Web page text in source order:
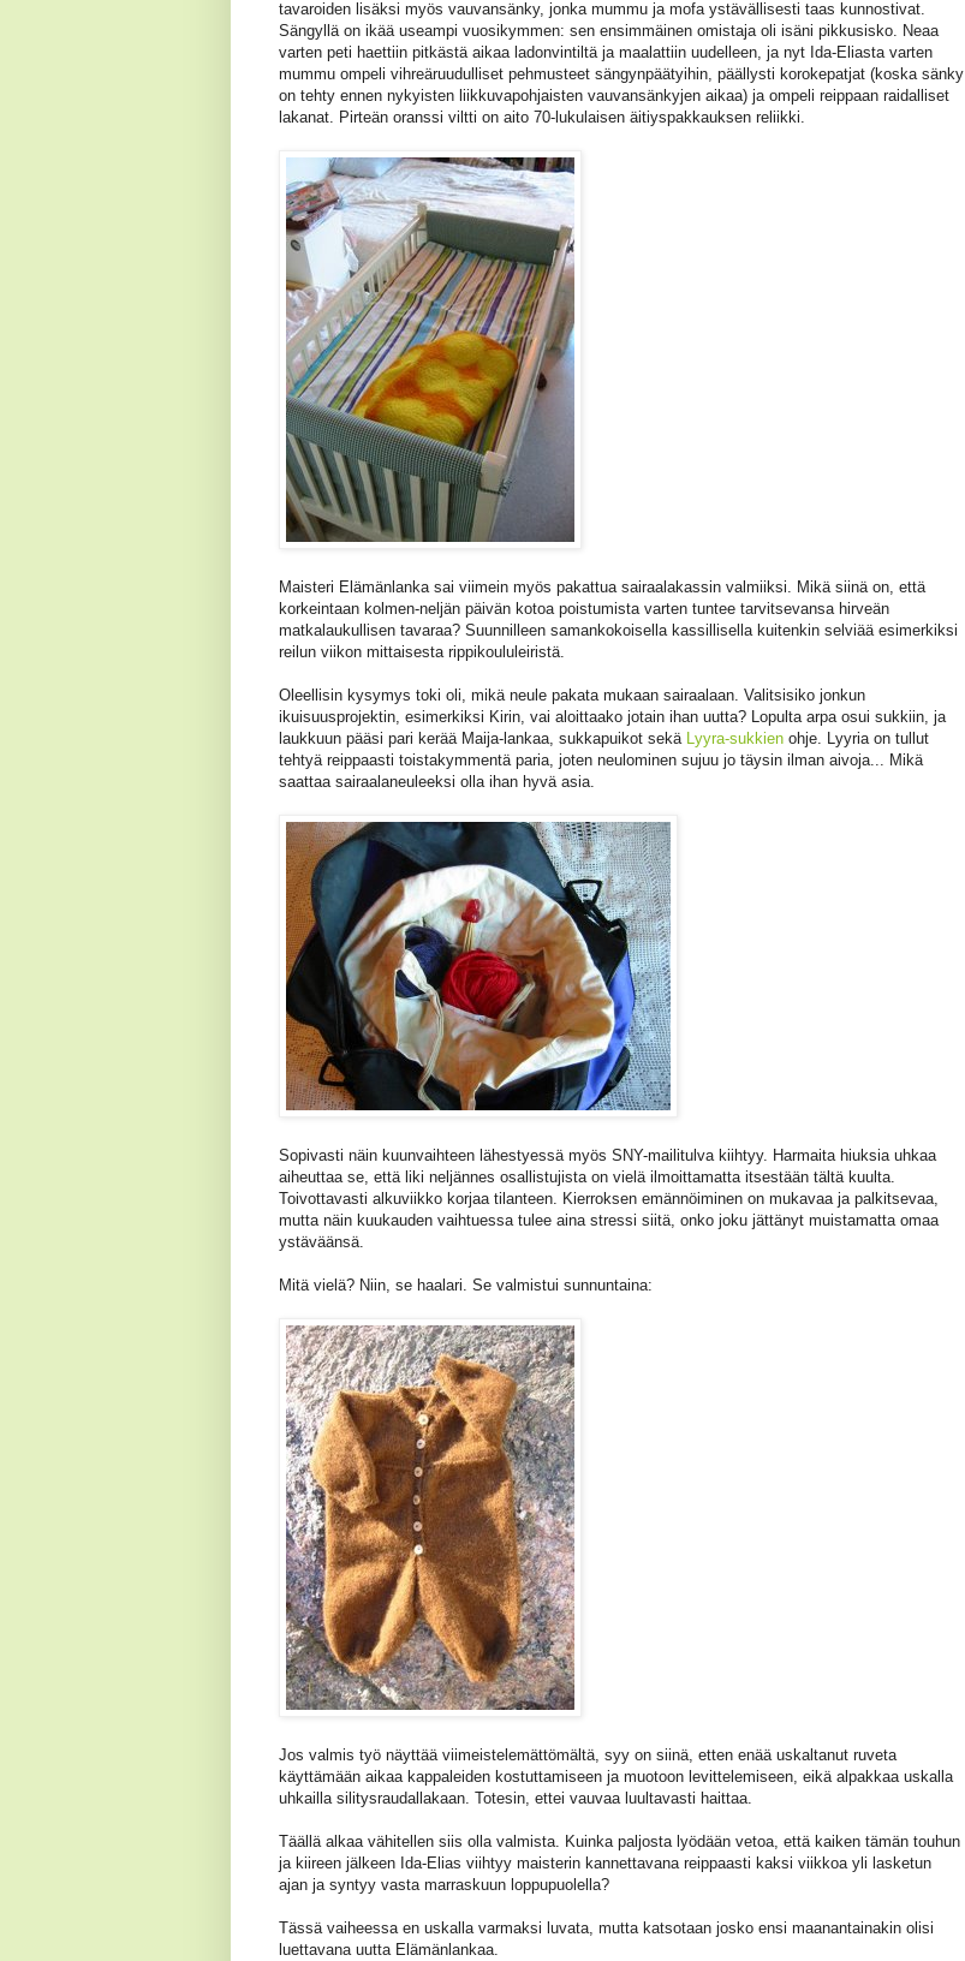
tavaroiden lisäksi myös vauvansänky, jonka mummu ja mofa ystävällisesti taas kunnostivat.
Sängyllä on ikää useampi vuosikymmen: sen ensimmäinen omistaja oli isäni pikkusisko. Neaa
varten peti haettiin pitkästä aikaa ladonvintiltä ja maalattiin uudelleen, ja nyt Ida-Eliasta varten
mummu ompeli vihreäruudulliset pehmusteet sängynpäätyihin, päällysti korokepatjat (koska sänky
on tehty ennen nykyisten liikkuvapohjaisten vauvansänkyjen aikaa) ja ompeli reippaan raidalliset
lakanat. Pirteän oranssi viltti on aito 70-lukulaisen äitiyspakkauksen reliikki.
Maisteri Elämänlanka sai viimein myös pakattua sairaalakassin valmiiksi. Mikä siinä on, että
korkeintaan kolmen-neljän päivän kotoa poistumista varten tuntee tarvitsevansa hirveän
matkalaukullisen tavaraa? Suunnilleen samankokoisella kassillisella kuitenkin selviää esimerkiksi
reilun viikon mittaisesta rippikoululeiristä.
Oleellisin kysymys toki oli, mikä neule pakata mukaan sairaalaan. Valitsisiko jonkun
ikuisuusprojektin, esimerkiksi Kirin, vai aloittaako jotain ihan uutta? Lopulta arpa osui sukkiin, ja
laukkuun pääsi pari kerää Maija-lankaa, sukkapuikot sekä Lyyra-sukkien ohje. Lyyria on tullut
tehtyä reippaasti toistakymmentä paria, joten neulominen sujuu jo täysin ilman aivoja... Mikä
saattaa sairaalaneuleeksi olla ihan hyvä asia.
Sopivasti näin kuunvaihteen lähestyessä myös SNY-mailitulva kiihtyy. Harmaita hiuksia uhkaa
aiheuttaa se, että liki neljännes osallistujista on vielä ilmoittamatta itsestään tältä kuulta.
Toivottavasti alkuviikko korjaa tilanteen. Kierroksen emännöiminen on mukavaa ja palkitsevaa,
mutta näin kuukauden vaihtuessa tulee aina stressi siitä, onko joku jättänyt muistamatta omaa
ystäväänsä.
Mitä vielä? Niin, se haalari. Se valmistui sunnuntaina:
Jos valmis työ näyttää viimeistelemättömältä, syy on siinä, etten enää uskaltanut ruveta
käyttämään aikaa kappaleiden kostuttamiseen ja muotoon levittelemiseen, eikä alpakkaa uskalla
uhkailla silitysraudallakaan. Totesin, ettei vauvaa luultavasti haittaa.
Täällä alkaa vähitellen siis olla valmista. Kuinka paljosta lyödään vetoa, että kaiken tämän touhun
ja kiireen jälkeen Ida-Elias viihtyy maisterin kannettavana reippaasti kaksi viikkoa yli lasketun
ajan ja syntyy vasta marraskuun loppupuolella?
Tässä vaiheessa en uskalla varmaksi luvata, mutta katsotaan josko ensi maanantainakin olisi
luettavana uutta Elämänlankaa.